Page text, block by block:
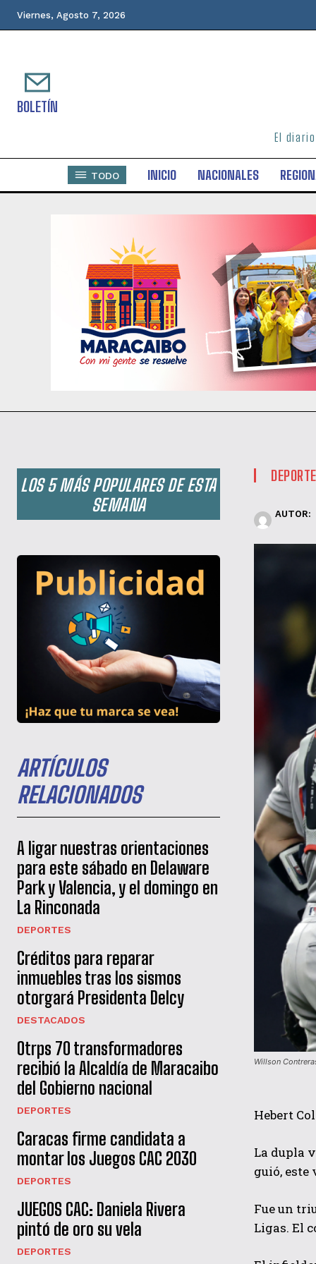
Viernes, Agosto 7, 2026
BOLETÍN
El
TODO INICIO NACIONALES
LOS 5 MÁS POPULARES DE ESTA
SEMANA
ARTÍCULOS
RELACIONADOS
A ligar nuestras orientaciones
para este sábado en Delaware
Park y Valencia, y el domingo en
La Rinconada
DEPORTES
Créditos para reparar
inmuebles tras los sismos
otorgará Presidenta Delcy
DESTACADOS
Otrps 70 transformadores
recibió la Alcaldía de Maracaibo
del Gobierno nacional
DEPORTES
Caracas firme candidata a
montar los Juegos CAC 2030
DEPORTES
JUEGOS CAC: Daniela Rivera
pintó de oro su vela
DEPORTES
AUTOR:
Willson
Hebert
La dupla
guió, este
Fue un
Ligas. El